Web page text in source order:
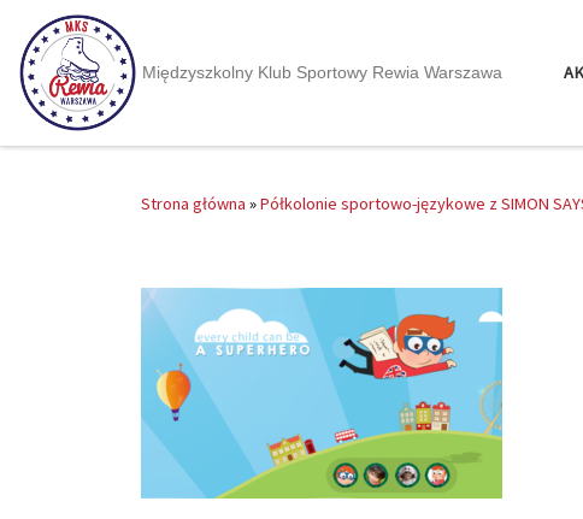
Międzyszkolny Klub Sportowy Rewia Warszawa
Strona główna »Półkolonie sportowo-językowe z SIMON